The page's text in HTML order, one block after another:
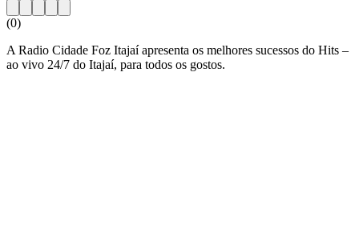
(0)
A Radio Cidade Foz Itajaí apresenta os melhores sucessos do Hits –
ao vivo 24/7 do Itajaí, para todos os gostos.